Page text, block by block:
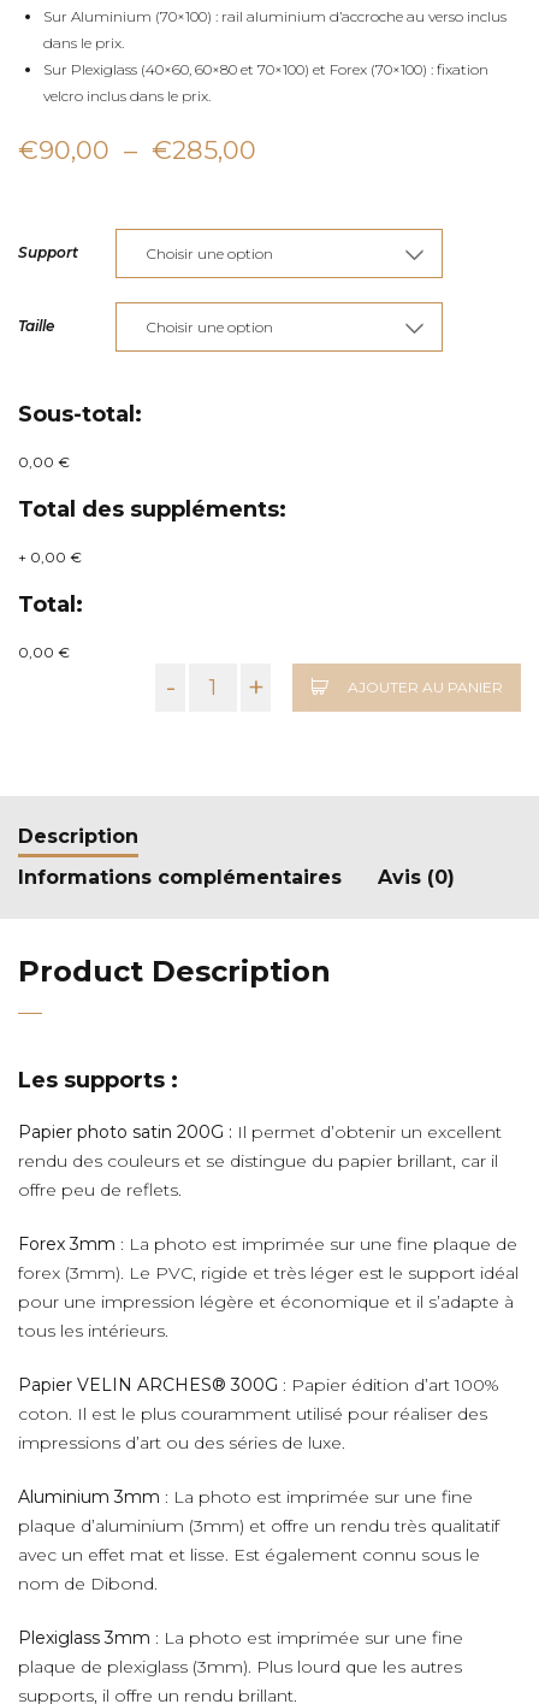
Sur Aluminium (70×100) : rail aluminium d’accroche au verso inclus
dans le prix.
Sur Plexiglass (40×60, 60×80 et 70×100) et Forex (70×100) : fixation
velcro inclus dans le prix.
€90,00 – €285,00
prix :
€90,00
à
€285,00
Support
Taille
Sous-total:
0,00 €
Total des suppléments:
+ 0,00 €
Total:
0,00 €
- + AJOUTER AU PANIER
Description
Informations complémentaires
Avis (0)
Product Description
Les supports :
Papier photo satin 200G : Il permet d’obtenir un excellent
rendu des couleurs et se distingue du papier brillant, car il
offre peu de reflets.
Forex 3mm : La photo est imprimée sur une fine plaque de
forex (3mm). Le PVC, rigide et très léger est le support idéal
pour une impression légère et économique et il s’adapte à
tous les intérieurs.
Papier VELIN ARCHES® 300G : Papier édition d’art 100%
coton. Il est le plus couramment utilisé pour réaliser des
impressions d’art ou des séries de luxe.
Aluminium 3mm : La photo est imprimée sur une fine
plaque d’aluminium (3mm) et offre un rendu très qualitatif
avec un effet mat et lisse. Est également connu sous le
nom de Dibond.
Plexiglass 3mm : La photo est imprimée sur une fine
plaque de plexiglass (3mm). Plus lourd que les autres
supports, il offre un rendu brillant.